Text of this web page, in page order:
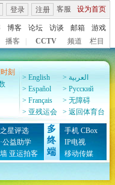
客服 设为首页
登录 注册
博客 论坛 访谈 邮箱
游戏
播客 CCTV 频道 栏目
> English
> العربية
> Español
> Pусский
> Français
> 无障碍
> 亚残运会
> 返回体育台
刻
星评选
公益助学
亚运拍客
多
终
端
手机 CBox
IP电视
移动传媒